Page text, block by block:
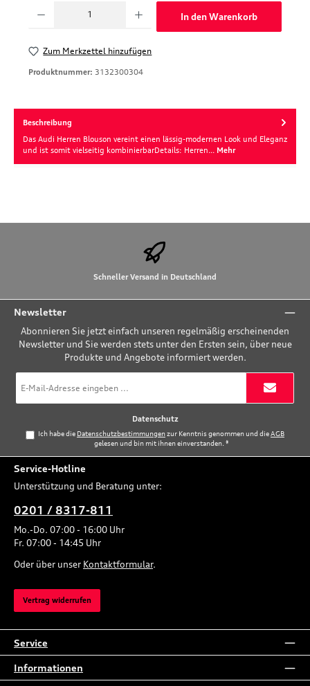
Produkt Anzahl: Gib den gewünschten Wert ein oder benutze die
In den Warenkorb
Zum Merkzettel hinzufügen
Produktnummer: 3132300304
Beschreibung
Das Audi Herren Blouson vereint einen lässig-modernen Look und Eleganz
und ist somit vielseitig kombinierbarDetails: Herren… Mehr
Schneller Versand in Deutschland
Newsletter
Abonnieren Sie jetzt einfach unseren regelmäßig erscheinenden
Newsletter und Sie werden stets unter den Ersten sein, über neue
Produkte und Angebote informiert werden.
Mail-
Adresse
Datenschutz
Ich habe die Datenschutzbestimmungenzur Kenntnis genommen und dieAGB
gelesen und bin mit ihnen einverstanden.*
Service-Hotline
Unterstützung und Beratung unter:
0201 / 8317-811
Mo.-Do. 07:00 - 16:00 Uhr
Fr. 07:00 - 14:45 Uhr
Oder über unser Kontaktformular.
Vertrag widerrufen
Service
Informationen